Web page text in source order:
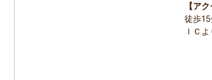
アク
徒歩
ＩＣ